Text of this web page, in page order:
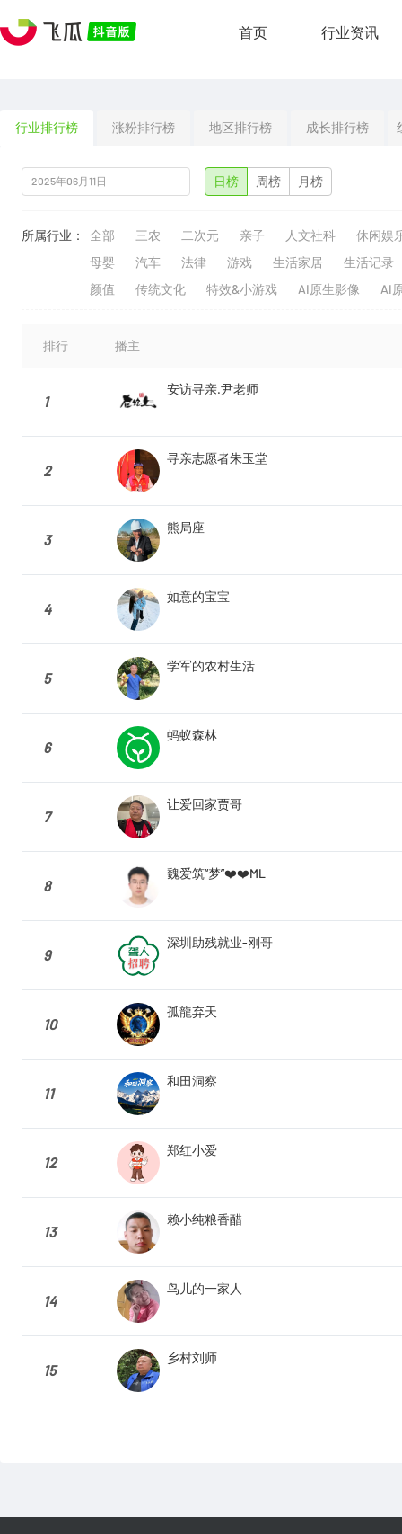
首页 行业资讯
行业排行榜 涨粉排行榜 地区排行榜 成长排行榜
日榜 周榜 月榜
所属行业： 全部 三农 二次元 亲子 人文社科
休闲娱
母婴
汽车 法律 游戏 生活家居
生活记录
颜值
传统文化 特效&小游戏 AI原生影像 AI
排行 播主
1
安访寻亲.尹老师
2
寻亲志愿者朱玉堂
3
熊局座
4
如意的宝宝
5
学军的农村生活
6
蚂蚁森林
7
让爱回家贾哥
8
魏爱筑“梦”❤️❤️ML
9
深圳助残就业-刚哥
10
孤龍弃天
11
和田洞察
12
郑红小爱
13
赖小纯粮香醋
14
鸟儿的一家人
15
乡村刘师